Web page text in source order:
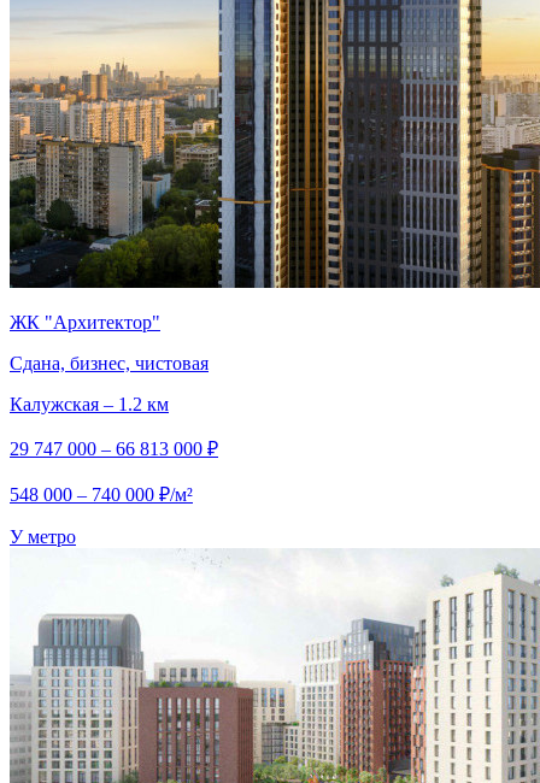
ЖК "Архитектор"
Сдана, бизнес, чистовая
Калужская – 1.2 км
29 747 000 – 66 813 000 ₽
548 000 – 740 000 ₽/м²
У метро